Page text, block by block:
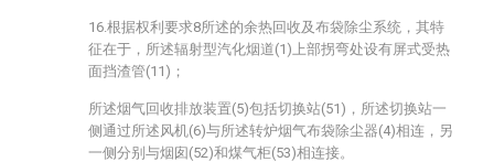
16.根据权利要求8所述的余热回收及布袋除尘系统，其特
征在于，所述辐射型汽化烟道(1)上部拐弯处设有屏式受热
面挡渣管(11)；
所述烟气回收排放装置(5)包括切换站(51)，所述切换站一
侧通过所述风机(6)与所述转炉烟气布袋除尘器(4)相连，另
一侧分别与烟囱(52)和煤气柜(53)相连接。